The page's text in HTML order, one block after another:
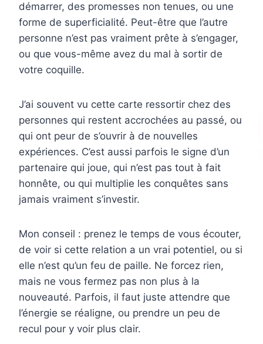
démarrer, des promesses non tenues, ou une
forme de superficialité. Peut-être que l’autre
personne n’est pas vraiment prête à s’engager,
ou que vous-même avez du mal à sortir de
votre coquille.
J’ai souvent vu cette carte ressortir chez des
personnes qui restent accrochées au passé, ou
qui ont peur de s’ouvrir à de nouvelles
expériences. C’est aussi parfois le signe d’un
partenaire qui joue, qui n’est pas tout à fait
honnête, ou qui multiplie les conquêtes sans
jamais vraiment s’investir.
Mon conseil : prenez le temps de vous écouter,
de voir si cette relation a un vrai potentiel, ou si
elle n’est qu’un feu de paille. Ne forcez rien,
mais ne vous fermez pas non plus à la
nouveauté. Parfois, il faut juste attendre que
l’énergie se réaligne, ou prendre un peu de
recul pour y voir plus clair.